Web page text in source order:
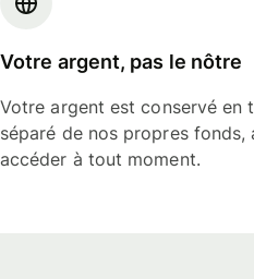
Votre argent, pas le nôtre
Votre argent est conservé en
séparé de nos propres
accéder à tout moment.